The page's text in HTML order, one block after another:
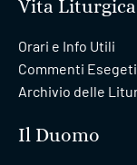
Vita Liturgica
Orari e Info Utili
Commenti
Archivio delle
Il Duomo